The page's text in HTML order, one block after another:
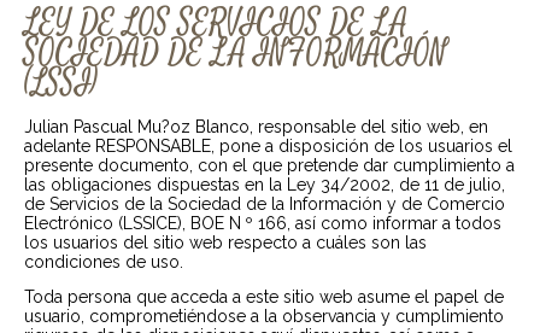
LEY DE LOS SERVICIOS DE LA
SOCIEDAD DE LA INFORMACIÓN
(LSSI)
Julian Pascual Mu?oz Blanco, responsable del sitio web, en
adelante RESPONSABLE, pone a disposición de los usuarios el
presente documento, con el que pretende dar cumplimiento a
las obligaciones dispuestas en la Ley 34/2002, de 11 de julio,
de Servicios de la Sociedad de la Información y de Comercio
Electrónico (LSSICE), BOE N º 166, así como informar a todos
los usuarios del sitio web respecto a cuáles son las
condiciones de uso.
Toda persona que acceda a este sitio web asume el papel de
usuario, comprometiéndose a la observancia y cumplimiento